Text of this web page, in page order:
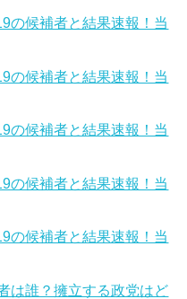
の候補者と結果速報！当
の候補者と結果速報！当
の候補者と結果速報！当
の候補者と結果速報！当
の候補者と結果速報！当
は誰？擁立する政党はど